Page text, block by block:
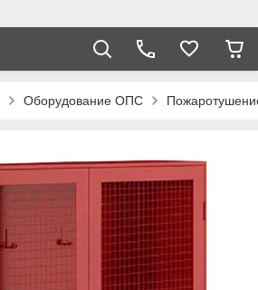
Оборудование ОПС